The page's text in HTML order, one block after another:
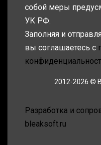
собой меры
УК РФ.
Заполняя и
вы соглашаетесь с
2012-2026 ©
Разработка и
bleaksoft.ru